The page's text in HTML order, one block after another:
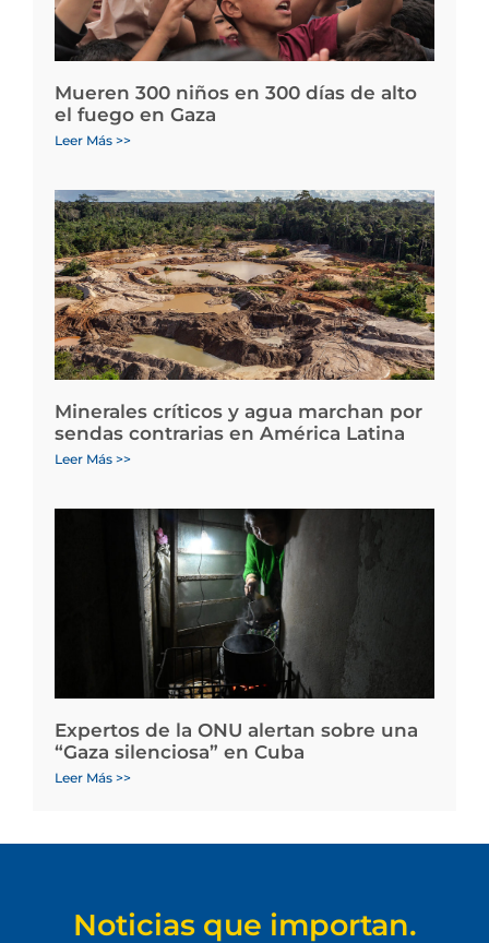
Mueren 300 niños en 300 días de alto
el fuego en Gaza
Leer Más >>
Minerales críticos y agua marchan por
sendas contrarias en América Latina
Leer Más >>
Expertos de la ONU alertan sobre una
“Gaza silenciosa” en Cuba
Leer Más >>
Noticias que importan.